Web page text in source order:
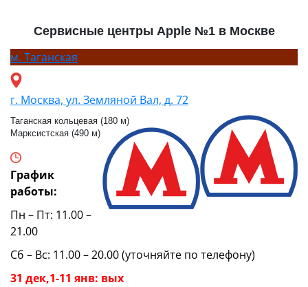
Сервисные центры Apple №1 в Москве
м. Таганская
г. Москва, ул. Земляной Вал, д. 72
Таганская кольцевая (180 м)
Марксистская (490 м)
График
работы:
Пн – Пт: 11.00 –
21.00
Сб – Вс: 11.00 – 20.00 (уточняйте по телефону)
31 дек,1-11 янв: вых